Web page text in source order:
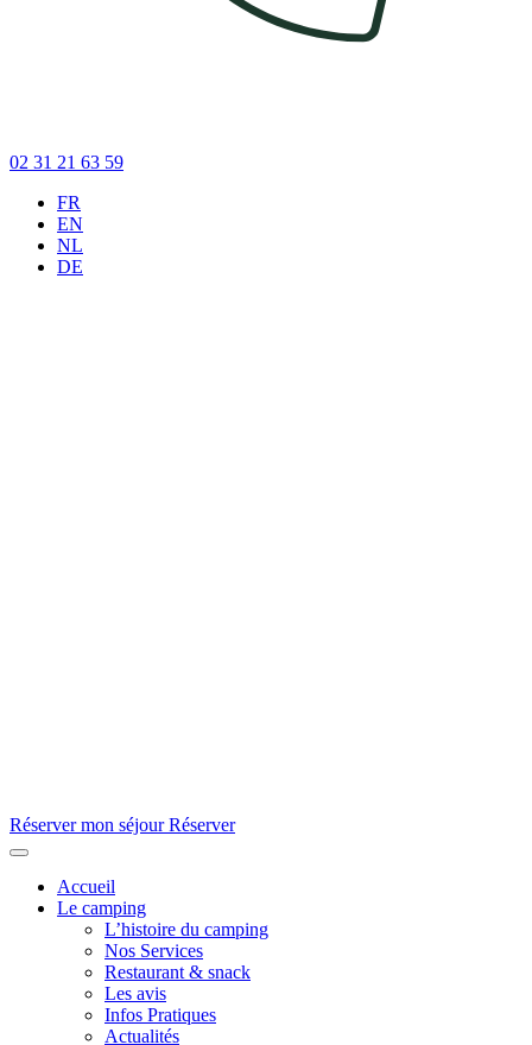
02 31 21 63 59
FR
EN
NL
DE
Réserver mon séjour Réserver
Accueil
Le camping
L’histoire du camping
Nos Services
Restaurant & snack
Les avis
Infos Pratiques
Actualités